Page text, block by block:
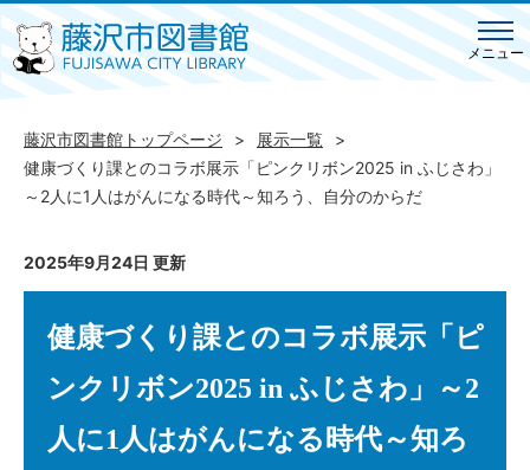
メニュー
藤沢市図書館トップページ
展示一覧
健康づくり課とのコラボ展示「ピンクリボン2025 in ふじさわ」
～2人に1人はがんになる時代～知ろう、自分のからだ
2025年9月24日 更新
健康づくり課とのコラボ展示「ピ
ンクリボン2025 in ふじさわ」～2
人に1人はがんになる時代～知ろ